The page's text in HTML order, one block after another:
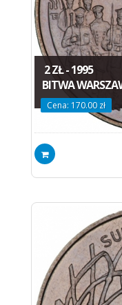
2 ZŁ - 1995
BITWA
Cena: 170.00 zł